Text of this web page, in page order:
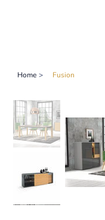
Home > Fusion